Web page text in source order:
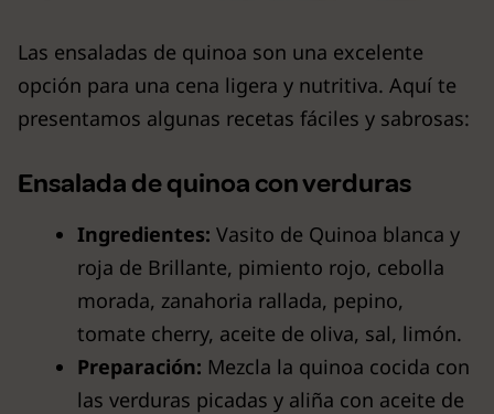
Las ensaladas de quinoa son una excelente
opción para una cena ligera y nutritiva. Aquí te
presentamos algunas recetas fáciles y sabrosas:
Ensalada de quinoa con verduras
Ingredientes: Vasito de Quinoa blanca y
roja de Brillante, pimiento rojo, cebolla
morada, zanahoria rallada, pepino,
tomate cherry, aceite de oliva, sal, limón.
Preparación: Mezcla la quinoa cocida con
las verduras picadas y aliña con aceite de